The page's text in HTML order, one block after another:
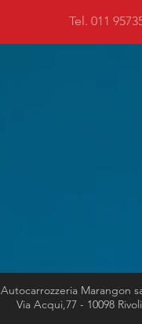
Tel. 011
Autocarrozzeria Marangon
Via Acqui,77 - 10098